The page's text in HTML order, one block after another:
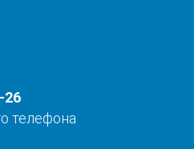
26
телефона